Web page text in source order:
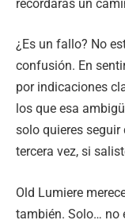
recordarás un
¿Es un fallo? No
confusión. En
por indicaciones
los que esa
solo quieres
tercera vez, si
Old Lumiere
también. Solo… no